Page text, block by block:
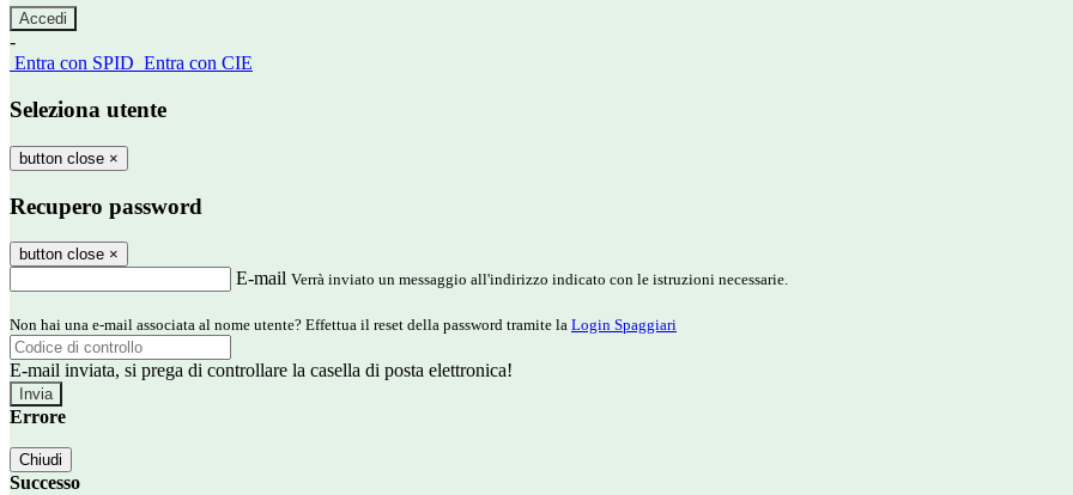
-
Entra con SPID Entra con CIE
Seleziona utente
button close ×
Recupero password
button close ×
E-mail Verrà inviato un messaggio all'indirizzo indicato con le istruzioni necessarie.
Non hai una e-mail associata al nome utente? Effettua il reset della password tramite la Login Spaggiari
E-mail inviata, si prega di controllare la casella di posta elettronica!
Errore
Chiudi
Successo